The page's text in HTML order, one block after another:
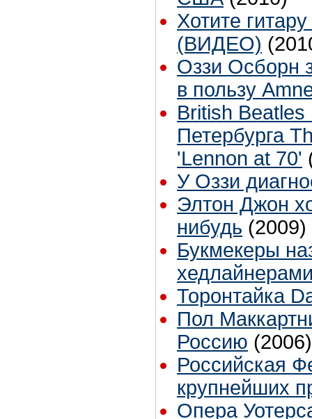
Хотите
(ВИДЕО)
Оззи Осборн
в пользу
British Beatles
Петербурга
'Lennon at 70'
У Оззи
Элтон Джон
нибудь (2009)
Букмекеры
Торонтайка
Пол
Россию (2006)
Российская
крупнейших
Опера